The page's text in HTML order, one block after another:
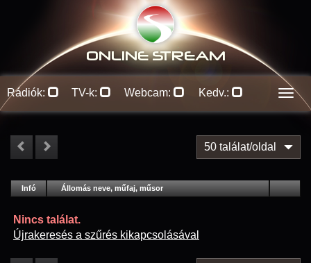
ONLINE STREAM
Rádiók: TV-k: Webcam: Kedv.:
50 találat/oldal
Infó Lejátszás
Állomás neve, műfaj, műsor
Nincs találat.
Újrakeresés a szűrés kikapcsolásával